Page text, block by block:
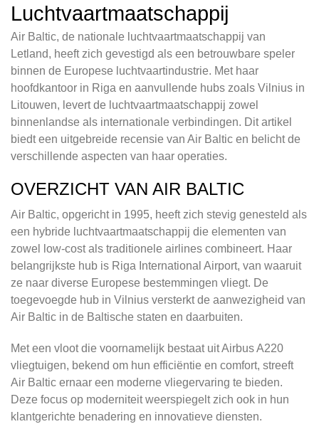
Luchtvaartmaatschappij
Air Baltic, de nationale luchtvaartmaatschappij van
Letland, heeft zich gevestigd als een betrouwbare speler
binnen de Europese luchtvaartindustrie. Met haar
hoofdkantoor in Riga en aanvullende hubs zoals Vilnius in
Litouwen, levert de luchtvaartmaatschappij zowel
binnenlandse als internationale verbindingen. Dit artikel
biedt een uitgebreide recensie van Air Baltic en belicht de
verschillende aspecten van haar operaties.
OVERZICHT VAN AIR BALTIC
Air Baltic, opgericht in 1995, heeft zich stevig genesteld als
een hybride luchtvaartmaatschappij die elementen van
zowel low-cost als traditionele airlines combineert. Haar
belangrijkste hub is Riga International Airport, van waaruit
ze naar diverse Europese bestemmingen vliegt. De
toegevoegde hub in Vilnius versterkt de aanwezigheid van
Air Baltic in de Baltische staten en daarbuiten.
Met een vloot die voornamelijk bestaat uit Airbus A220
vliegtuigen, bekend om hun efficiëntie en comfort, streeft
Air Baltic ernaar een moderne vliegervaring te bieden.
Deze focus op moderniteit weerspiegelt zich ook in hun
klantgerichte benadering en innovatieve diensten.